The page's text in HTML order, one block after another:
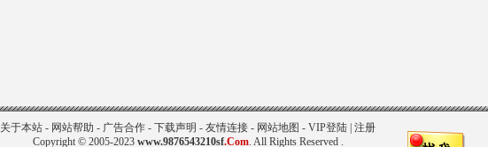
关于本站 - 网站帮助 - 广告合作 - 下载声明 - 友情连接 - 网站地图 - VIP登陆 注册
Copyright © 2005-2023 www.9876543210sf.Com. All Rights Reserved .